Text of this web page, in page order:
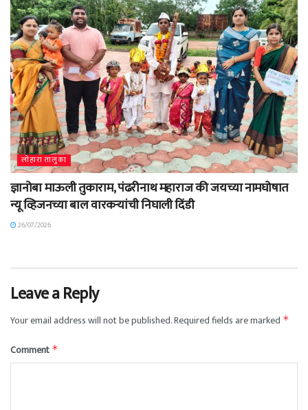
लोहारा तालुका
ज्ञानोबा माऊली तुकाराम, पंढरीनाथ महाराज की जयच्या नामघोषात
न्यू व्हिजनच्या बाल वारकऱ्यांची निघाली दिंडी
26/07/2026
Leave a Reply
Your email address will not be published.Required fields are marked *
Comment *